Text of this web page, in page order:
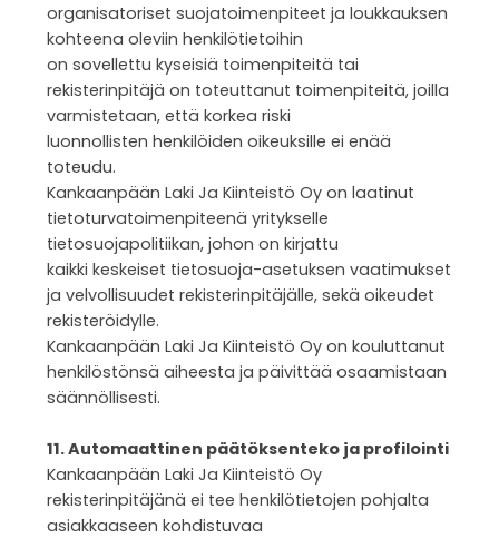
organisatoriset suojatoimenpiteet ja loukkauksen
kohteena oleviin henkilötietoihin
on sovellettu kyseisiä toimenpiteitä tai
rekisterinpitäjä on toteuttanut toimenpiteitä, joilla
varmistetaan, että korkea riski
luonnollisten henkilöiden oikeuksille ei enää
toteudu.
Kankaanpään Laki Ja Kiinteistö Oy on laatinut
tietoturvatoimenpiteenä yritykselle
tietosuojapolitiikan, johon on kirjattu
kaikki keskeiset tietosuoja-asetuksen vaatimukset
ja velvollisuudet rekisterinpitäjälle, sekä oikeudet
rekisteröidylle.
Kankaanpään Laki Ja Kiinteistö Oy on kouluttanut
henkilöstönsä aiheesta ja päivittää osaamistaan
säännöllisesti.
11. Automaattinen päätöksenteko ja profilointi
Kankaanpään Laki Ja Kiinteistö Oy
rekisterinpitäjänä ei tee henkilötietojen pohjalta
asiakkaaseen kohdistuvaa